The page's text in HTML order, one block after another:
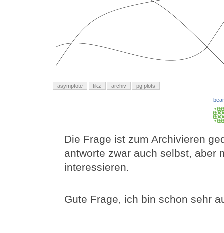
asymptote tikz archiv pgfplots
Die Frage ist zum Archivieren
antworte zwar auch selbst, aber
interessieren.
Gute Frage, ich bin schon sehr